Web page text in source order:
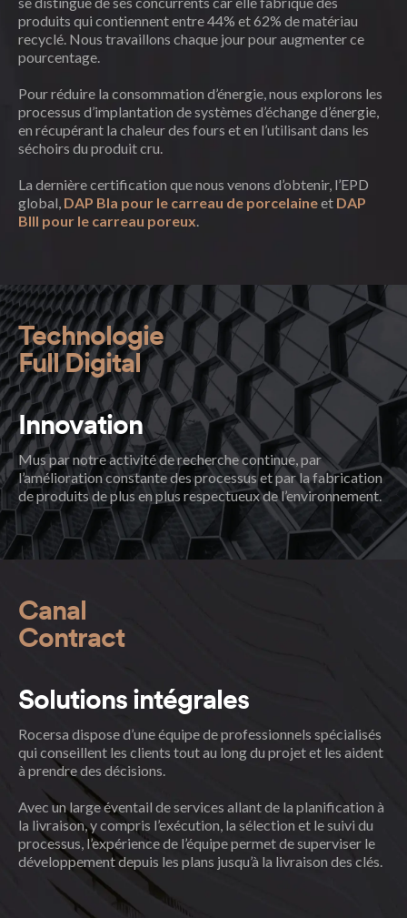
produits qui contiennent entre 44% et 62% de matériau
recyclé. Nous travaillons chaque jour pour augmenter ce
pourcentage.
Pour réduire la consommation d’énergie, nous explorons les
processus d’implantation de systèmes d’échange d’énergie,
en récupérant la chaleur des fours et en l’utilisant dans les
séchoirs du produit cru.
La dernière certification que nous venons d’obtenir, l’EPD
global, DAP BIa pour le carreau de porcelaineet DAP
BIII pour le carreau poreux
Innovation
Mus par notre activité de recherche continue, par
l’amélioration constante des processus et par la fabrication
de produits de plus en plus respectueux de l’environnement.
Technologie
Full Digital
Solutions intégrales
Rocersa dispose d’une équipe de professionnels spécialisés
qui conseillent les clients tout au long du projet et les aident
à prendre des décisions.
Avec un large éventail de services allant de la planification à
la livraison, y compris l’exécution, la sélection et le suivi du
processus, l’expérience de l’équipe permet de superviser le
développement depuis les plans jusqu’à la livraison des clés.
Canal
Contract